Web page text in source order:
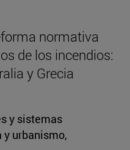
normativa
de los incendios:
y Grecia
y sistemas
urbanismo,